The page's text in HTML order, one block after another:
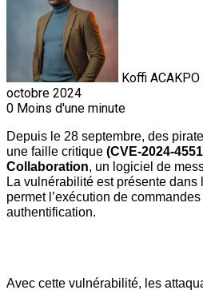
Koffi ACAKPO
octobre 2024
0 Moins d'une minute
Depuis le 28 septembre, des
une faille critique (CVE-2024-
Collaboration, un logiciel de
La vulnérabilité est présente
permet l’exécution de
authentification.
Avec cette vulnérabilité, les